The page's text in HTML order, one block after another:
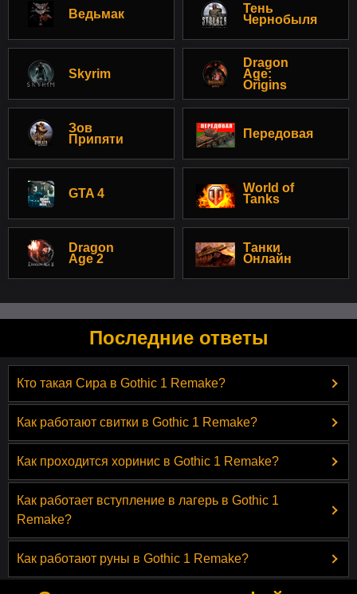
Ведьмак
Тень
Чернобыля
Skyrim
Dragon
Age:
Origins
Зов
Припяти
Передовая
GTA 4
World of
Tanks
Dragon
Age 2
Танки
Онлайн
Последние ответы
Кто такая Сира в Gothic 1 Remake?
Как работают свитки в Gothic 1 Remake?
Как проходится хоринис в Gothic 1 Remake?
Как работает вступление в лагерь в Gothic 1
Remake?
Как работают руны в Gothic 1 Remake?